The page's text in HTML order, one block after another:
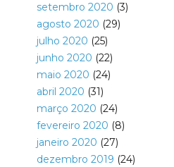
setembro 2020 (3)
agosto 2020 (29)
julho 2020 (25)
junho 2020 (22)
maio 2020 (24)
abril 2020 (31)
março 2020 (24)
fevereiro 2020 (8)
janeiro 2020 (27)
dezembro 2019 (24)